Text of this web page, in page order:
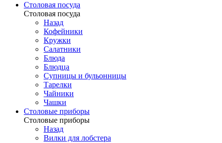
Столовая посуда
Столовая посуда
Назад
Кофейники
Кружки
Салатники
Блюда
Блюдца
Супницы и бульонницы
Тарелки
Чайники
Чашки
Cтоловые приборы
Cтоловые приборы
Назад
Вилки для лобстера